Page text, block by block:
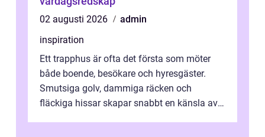
02 augusti 2026
admin
inspiration
Ett trapphus är ofta det första som möter
både boende, besökare och hyresgäster.
Smutsiga golv, dammiga räcken och
fläckiga hissar skapar snabbt en känsla av